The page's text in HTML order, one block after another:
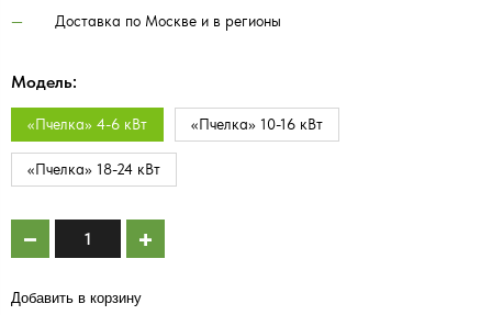
Доставка по Москве и в регионы
Модель:
«Пчелка» 4-6 кВт «Пчелка» 10-16 кВт
«Пчелка» 18-24 кВт
Добавить в корзину